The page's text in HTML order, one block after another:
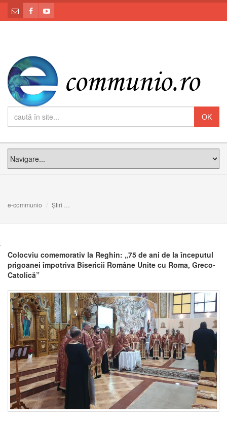
e-communio Știri
Colocviu comemorativ la Reghin: „75 de ani de la începutul
prigoanei împotriva Bisericii Române Unite cu Roma, Greco-
Catolică”